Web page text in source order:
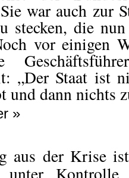
war auch zur
stecken, die
vor einigen
„Der Staat ist
und dann nichts
»
aus der Krise
unter